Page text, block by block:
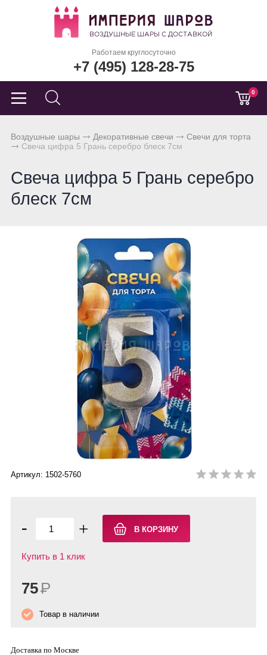
Работаем круглосуточно
+7 (495) 128-28-75
0
Воздушные шары Декоративные свечи
Свечи для торта
Свеча цифра 5 Грань серебро блеск 7см
Свеча цифра 5 Грань серебро
блеск 7см
Артикул: 1502-5760
- +
Купить в 1 клик
75Р
Товар в наличии
Доставка по Москве